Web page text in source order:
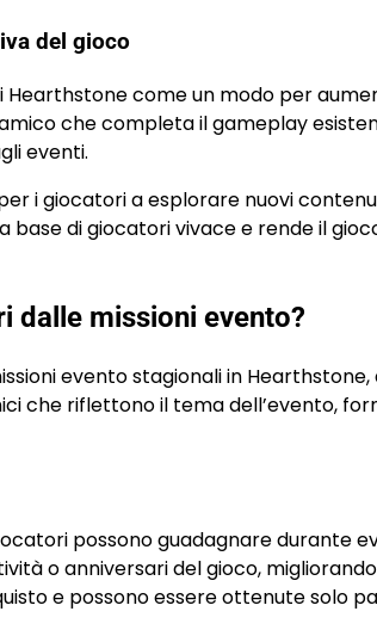
del gioco
Hearthstone come un modo per
che completa il gameplay
eventi.
i giocatori a esplorare nuovi
di giocatori vivace e rende il
dalle missioni evento?
evento stagionali in Hearthstone,
che riflettono il tema dell’evento,
possono guadagnare durante
o anniversari del gioco, migliorando
e possono essere ottenute solo